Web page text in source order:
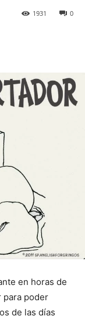
0
1931
en horas de
para poder
de las días